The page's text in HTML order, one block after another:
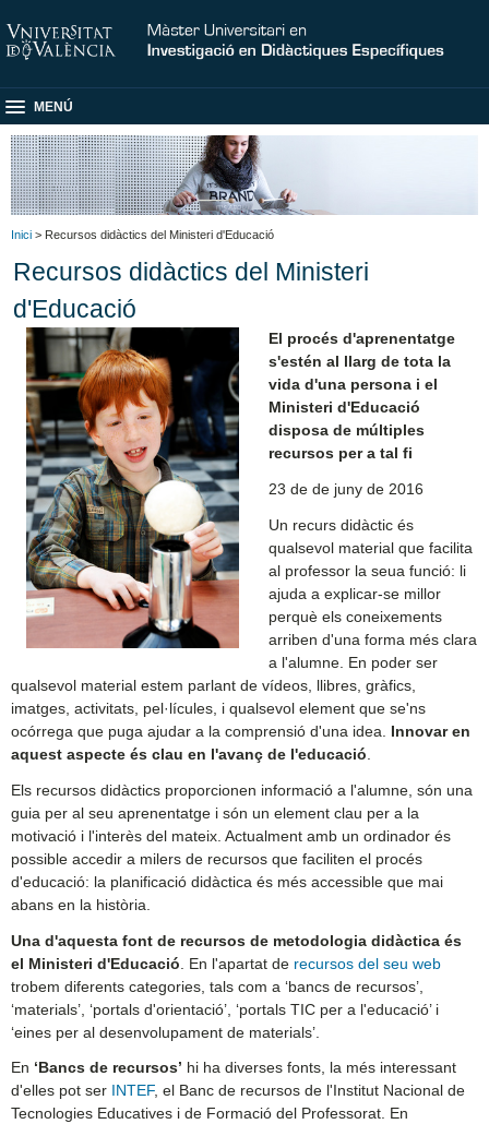
MENÚ
Inici > Recursos didàctics del Ministeri d'Educació
Recursos didàctics del Ministeri
d'Educació
El procés d'aprenentatge
s'estén al llarg de tota la
vida d'una persona i el
Ministeri d'Educació
disposa de múltiples
recursos per a tal fi
23 de de juny de 2016
Un recurs didàctic és
qualsevol material que facilita
al professor la seua funció: li
ajuda a explicar-se millor
perquè els coneixements
arriben d'una forma més clara
a l'alumne. En poder ser
qualsevol material estem parlant de vídeos, llibres, gràfics,
imatges, activitats, pel·lícules, i qualsevol element que se'ns
ocórrega que puga ajudar a la comprensió d'una idea. Innovar en
aquest aspecte és clau en l'avanç de l'educació
Els recursos didàctics proporcionen informació a l'alumne, són una
guia per al seu aprenentatge i són un element clau per a la
motivació i l'interès del mateix. Actualment amb un ordinador és
possible accedir a milers de recursos que faciliten el procés
d'educació: la planificació didàctica és més accessible que mai
abans en la història.
Una d'aquesta font de recursos de metodologia didàctica és
el Ministeri d'Educació . En l'apartat de recursos del seu web
trobem diferents categories, tals com a ‘bancs de recursos’,
‘materials’, ‘portals d'orientació’, ‘portals TIC per a l'educació’ i
‘eines per al desenvolupament de materials’.
En ‘Bancs de recursos’ hi ha diverses fonts, la més interessant
d'elles pot ser INTEF, el Banc de recursos de l'Institut Nacional de
Tecnologies Educatives i de Formació del Professorat. En